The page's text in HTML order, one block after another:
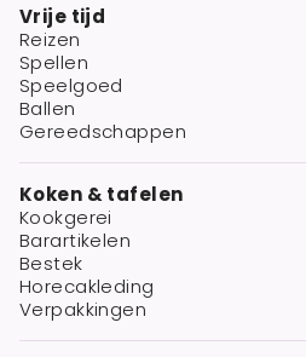
Vrije tijd
Reizen
Spellen
Speelgoed
Ballen
Gereedschappen
Koken & tafelen
Kookgerei
Barartikelen
Bestek
Horecakleding
Verpakkingen